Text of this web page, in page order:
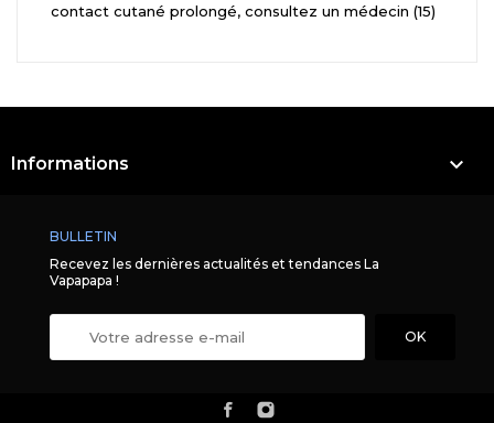
contact cutané prolongé, consultez un médecin (15)
Informations 
BULLETIN
Recevez les dernières actualités et tendances La
Vapapapa !